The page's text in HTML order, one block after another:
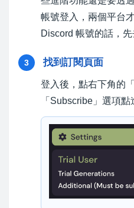
帳號登入，兩個平台
Discord 帳號的話，先
3 找到訂閱頁面
登入後，點右下角的
「Subscribe」選項點